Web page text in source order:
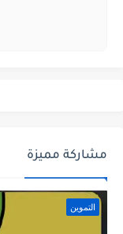
مشاركة مميزة
التموين